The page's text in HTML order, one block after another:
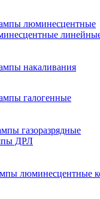
люминесцентные
накаливания
галогенные
газоразрядные
ДРЛ
люминесцентные